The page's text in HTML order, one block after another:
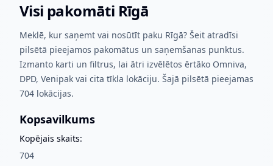
Visi pakomāti Rīgā
Meklē, kur saņemt vai nosūtīt paku Rīgā? Šeit atradīsi
pilsētā pieejamos pakomātus un saņemšanas punktus.
Izmanto karti un filtrus, lai ātri izvēlētos ērtāko Omniva,
DPD, Venipak vai cita tīkla lokāciju. Šajā pilsētā pieejamas
704 lokācijas.
Kopsavilkums
Kopējais skaits:
704